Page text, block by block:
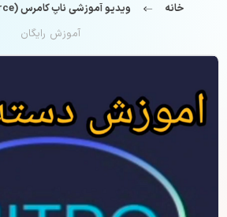
خانه
ویدیو آموزشی ناپ کامرس (nopcommerce)
آموزش رایگان